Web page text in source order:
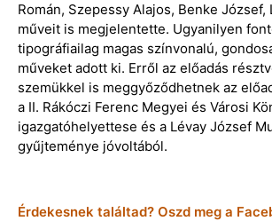
Román, Szepessy Alajos, Benke
műveit is megjelentette. Ugyanilyen
tipográfiailag magas színvonalú,
műveket adott ki. Erről az előadás
szemükkel is meggyőződhetnek az
a II. Rákóczi Ferenc Megyei és Városi
igazgatóhelyettese és a Lévay József
gyűjteménye jóvoltából.
Érdekesnek találtad? Oszd meg a